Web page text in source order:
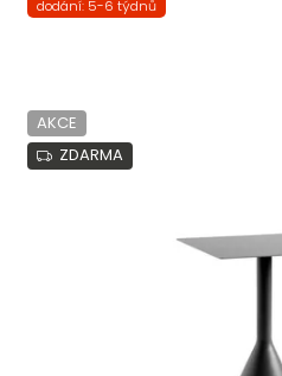
dodání: 5-6 týdnů
AKCE
ZDARMA